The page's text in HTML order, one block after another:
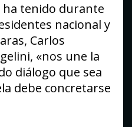
ha tenido durante
nacional y
Carlos
«nos une la
diálogo que sea
debe concretarse